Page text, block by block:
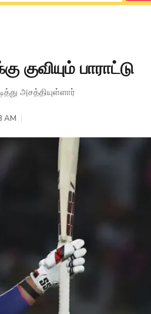
பாராட்டு
அசத்தியுள்ளார்
AM